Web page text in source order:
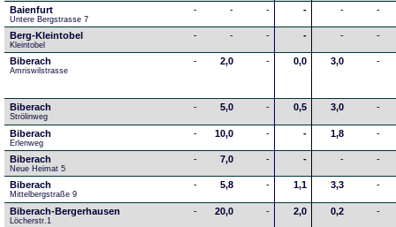
Baienfurt
Untere Bergstrasse 7
- - - - - -
Berg-Kleintobel
Kleintobel
- - - - - -
Biberach
Amriswilstrasse
- 2,0 - 0,0 3,0 -
Biberach
Strölinweg
- 5,0 - 0,5 3,0 -
Biberach
Erlenweg
- 10,0 - - 1,8 -
Biberach
Neue Heimat 5
- 7,0 - - - -
Biberach
Mittelbergstraße 9
- 5,8 - 1,1 3,3 -
Biberach-Bergerhausen
Löcherstr.1
- 20,0 - 2,0 0,2 -